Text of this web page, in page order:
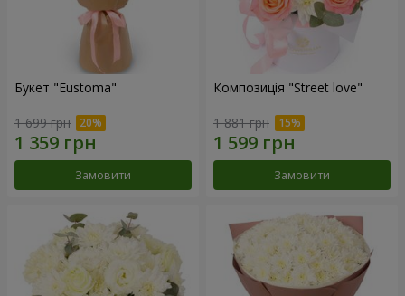
Букет "Eustoma"
1 699 грн
Замовити
Композиція "Street love"
1 881 грн
Замовити